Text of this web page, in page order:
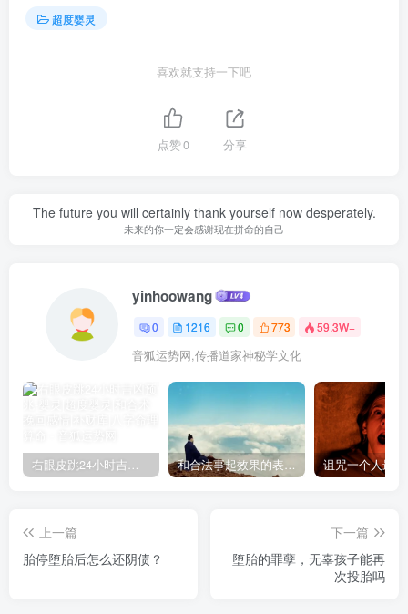
超度婴灵
喜欢就支持一下吧
点赞0 分享
The future you will certainly thank yourself now desperately.
未来的你一定会感谢现在拼命的自己
yinhoowang
0 1216 0 773 59.3W+
音狐运势网,传播道家神秘学文化
右眼皮跳24小时吉凶预兆 和合法事起效果的表现，出现这些就要留意了
上一篇
胎停堕胎后怎么还阴债？
下一篇
堕胎的罪孽，无辜孩子能再
次投胎吗